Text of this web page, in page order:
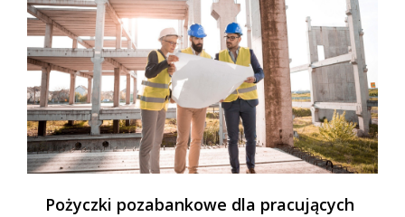
Pożyczki pozabankowe dla pracujących